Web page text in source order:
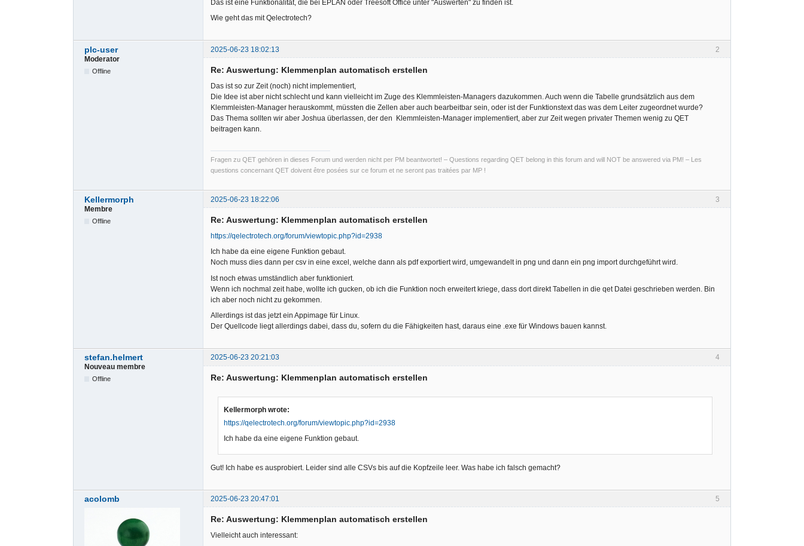
Das ist eine Funktionalität, die bei EPLAN oder Treesoft Office unter "Auswerten" zu finden ist.
Wie geht das mit Qelectrotech?
2
plc-user
2025-06-23 18:02:13
Moderator
Offline Re: Auswertung: Klemmenplan automatisch erstellen
Das ist so zur Zeit (noch) nicht implementiert,
Die Idee ist aber nicht schlecht und kann vielleicht im Zuge des Klemmleisten-Managers dazukommen. Auch wenn die Tabelle grundsätzlich aus dem
Klemmleisten-Manager herauskommt, müssten die Zellen aber auch bearbeitbar sein, oder ist der Funktionstext das was dem Leiter zugeordnet wurde?
Das Thema sollten wir aber Joshua überlassen, der den Klemmleisten-Manager implementiert, aber zur Zeit wegen privater Themen wenig zu QET
beitragen kann.
Fragen zu QET gehören in dieses Forum und werden nicht per PM beantwortet! – Questions regarding QET belong in this forum and will NOT be answered via PM! – Les
questions concernant QET doivent être posées sur ce forum et ne seront pas traitées par MP !
3
Kellermorph
2025-06-23 18:22:06
Membre
Offline Re: Auswertung: Klemmenplan automatisch erstellen
https://qelectrotech.org/forum/viewtopic.php?id=2938
Ich habe da eine eigene Funktion gebaut.
Noch muss dies dann per csv in eine excel, welche dann als pdf exportiert wird, umgewandelt in png und dann ein png import durchgeführt wird.
Ist noch etwas umständlich aber funktioniert.
Wenn ich nochmal zeit habe, wollte ich gucken, ob ich die Funktion noch erweitert kriege, dass dort direkt Tabellen in die qet Datei geschrieben werden. Bin
ich aber noch nicht zu gekommen.
Allerdings ist das jetzt ein Appimage für Linux.
Der Quellcode liegt allerdings dabei, dass du, sofern du die Fähigkeiten hast, daraus eine .exe für Windows bauen kannst.
4
stefan.helmert
2025-06-23 20:21:03
Nouveau membre
Offline Re: Auswertung: Klemmenplan automatisch erstellen
Kellermorph wrote:
https://qelectrotech.org/forum/viewtopic.php?id=2938
Ich habe da eine eigene Funktion gebaut.
Gut! Ich habe es ausprobiert. Leider sind alle CSVs bis auf die Kopfzeile leer. Was habe ich falsch gemacht?
5
acolomb 2025-06-23 20:47:01
Re: Auswertung: Klemmenplan automatisch erstellen
Vielleicht auch interessant: